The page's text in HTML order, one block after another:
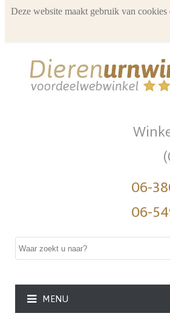
06-
06-
MENU
Deze website maakt gebruik van cookies